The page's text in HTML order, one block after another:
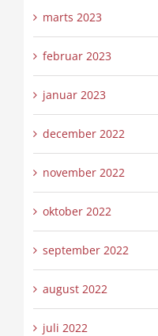
marts 2023
februar 2023
januar 2023
december 2022
november 2022
oktober 2022
september 2022
august 2022
juli 2022